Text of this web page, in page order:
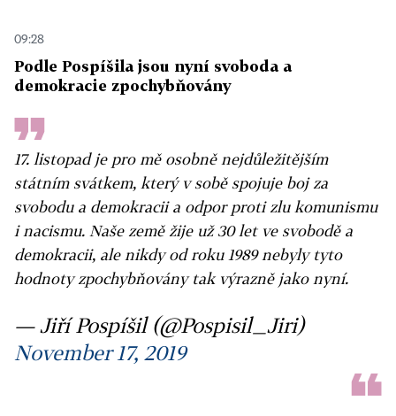
09:28
Podle Pospíšila jsou nyní svoboda a
demokracie zpochybňovány
17. listopad je pro mě osobně nejdůležitějším
státním svátkem, který v sobě spojuje boj za
svobodu a demokracii a odpor proti zlu komunismu
i nacismu. Naše země žije už 30 let ve svobodě a
demokracii, ale nikdy od roku 1989 nebyly tyto
hodnoty zpochybňovány tak výrazně jako nyní.
— Jiří Pospíšil (@Pospisil_Jiri)
November 17, 2019